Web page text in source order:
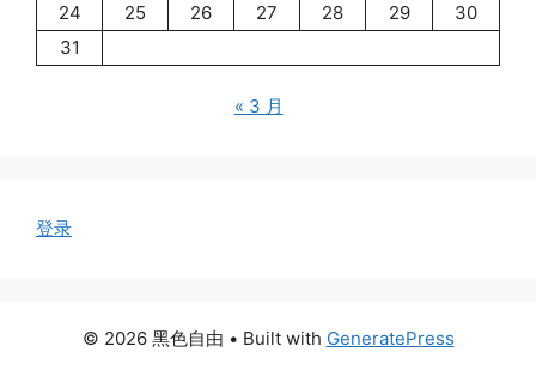
24
25 26 27 28 29
30
31
« 3 月
登录
© 2026 黑色自由 • Built with GeneratePress